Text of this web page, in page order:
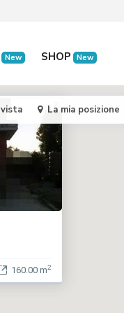
New SHOP New
160.00 m2
vista La mia posizione